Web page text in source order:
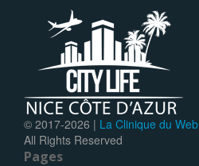
© 2017-2026 | La Clinique du Web
All Rights Reserved
Pages